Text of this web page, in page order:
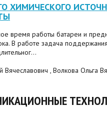
ХИМИЧЕСКОГО
время работы батареи и
В работе задача
, Волкова Ольга